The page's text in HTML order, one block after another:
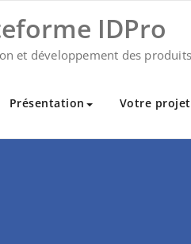
IDPro
et développement des
Présentation Votre projet